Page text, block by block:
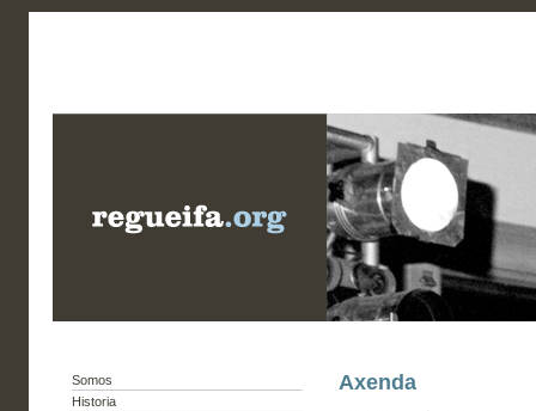
Somos
Historia
Axenda